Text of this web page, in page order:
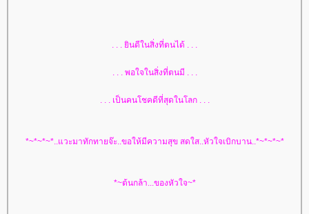
. . . ยินดีในสิ่งที่ตนได้ . . .
. . . พอใจในสิ่งที่ตนมี . . .
. . . เป็นคนโชคดีที่สุดในโลก . . .
*~*~*~*..แวะมาทักทายจ๊ะ..ขอให้มีความสุข สดใส..หัวใจเบิกบาน..*~*~*~*
*~ต้นกล้า...ของหัวใจ~*